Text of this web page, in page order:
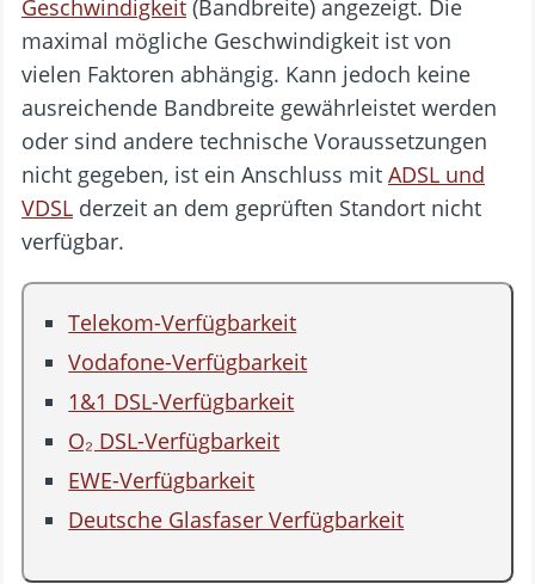
Geschwindigkeit (Bandbreite) angezeigt. Die
maximal mögliche Geschwindigkeit ist von
vielen Faktoren abhängig. Kann jedoch keine
ausreichende Bandbreite gewährleistet werden
oder sind andere technische Voraussetzungen
nicht gegeben, ist ein Anschluss mit ADSL und
VDSL derzeit an dem geprüften Standort nicht
verfügbar.
Telekom-Verfügbarkeit
Vodafone-Verfügbarkeit
1&1 DSL-Verfügbarkeit
O₂ DSL-Verfügbarkeit
EWE-Verfügbarkeit
Deutsche Glasfaser Verfügbarkeit